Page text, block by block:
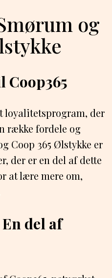
og
loyalitetsprogram, der
række fordele og
Coop 365 Ølstykke er
der er en del af dette
at lære mere om,
del af